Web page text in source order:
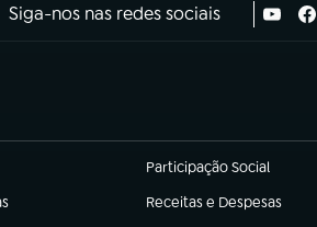
Siga-nos nas redes sociais
Participação Social
(abre em nova aba)
Receitas e Despesas
(abre em nova aba)